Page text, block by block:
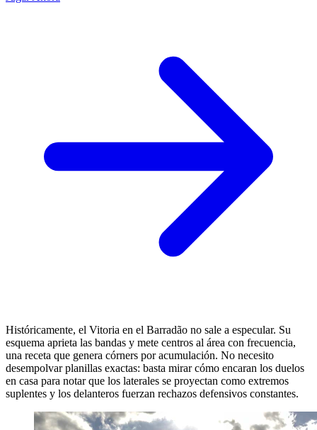
Históricamente, el Vitoria en el Barradão no sale a especular. Su
esquema aprieta las bandas y mete centros al área con frecuencia,
una receta que genera córners por acumulación. No necesito
desempolvar planillas exactas: basta mirar cómo encaran los duelos
en casa para notar que los laterales se proyectan como extremos
suplentes y los delanteros fuerzan rechazos defensivos constantes.